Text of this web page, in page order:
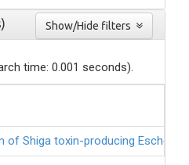
time: 0.001 seconds).
of Shiga toxin-producing